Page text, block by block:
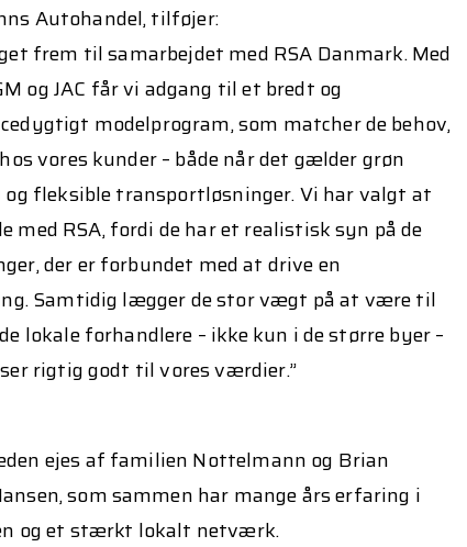
Autohandel, tilføjer:
frem til samarbejdet med RSA Danmark. Med
og JAC får vi adgang til et bredt og
modelprogram, som matcher de behov,
vores kunder – både når det gælder grøn
fleksible transportløsninger. Vi har valgt at
med RSA, fordi de har et realistisk syn på de
der er forbundet med at drive en
Samtidig lægger de stor vægt på at være til
lokale forhandlere – ikke kun i de større byer –
rigtig godt til vores værdier.”
ejes af familien Nottelmann og Brian
som sammen har mange års erfaring i
og et stærkt lokalt netværk.